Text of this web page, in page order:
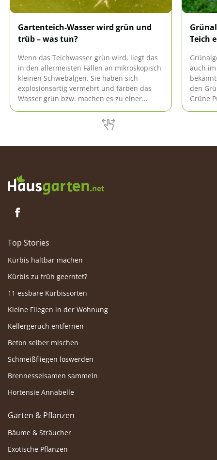
Gartenteich-Wasser wird grün und
trüb – was tun?
Wenn das Teichwasser grün wird, liegt das
in den allermeisten Fällen an mikroskopisch
kleinen Schwebalgen. Sie haben sich
explosionsartig vermehrt und färben das
Wasser grün bzw. machen es zu einer
starke Sonneneinstrahlung und was noch
öfter vorkommt, ein Nährstoffüberschuss.
Teich
auch
den
Grüne
Top Stories
Kürbis haltbar machen
Kürbis zu früh geerntet?
11 essbare Kürbissorten
Kleine Fliegen in der Wohnung
Kellergeruch entfernen
Beton selber mischen
Schmeißfliegen loswerden
Brennesselsamen sammeln
Hortensie Annabelle
Garten & Pflanzen
Bäume & Sträucher
Exotische Pflanzen